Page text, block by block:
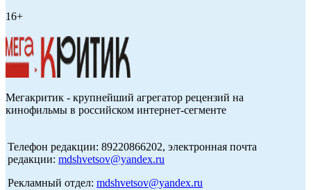
16+
Мегакритик - крупнейший агрегатор рецензий на
кинофильмы в российском интернет-сегменте
Телефон редакции: 89220866202, электронная почта
редакции: mdshvetsov@yandex.ru
Рекламный отдел: mdshvetsov@yandex.ru